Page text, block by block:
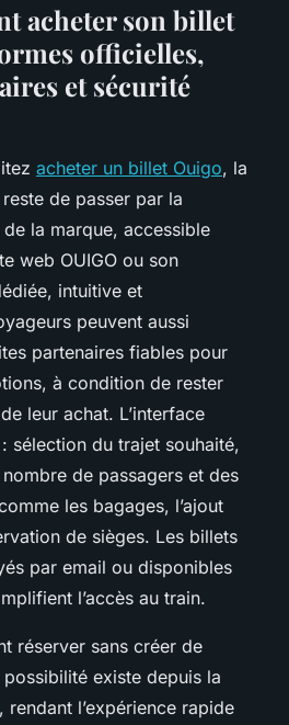
acheter son billet
officielles,
et sécurité
acheter un billet Ouigo, la
de passer par la
la marque, accessible
web OUIGO ou son
intuitive et
peuvent aussi
partenaires fiables pour
à condition de rester
leur achat. L’interface
sélection du trajet souhaité,
de passagers et des
les bagages, l’ajout
de sièges. Les billets
par email ou disponibles
l’accès au train.
réserver sans créer de
existe depuis la
l’expérience rapide